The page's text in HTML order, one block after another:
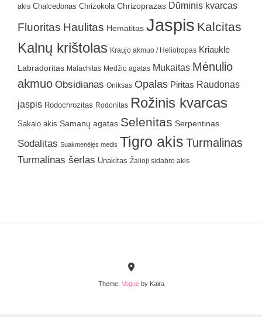
akis Chalcedonas Chrizokola Chrizoprazas Dūminis kvarcas
Fluoritas Haulitas Hematitas Jaspis Kalcitas
Kalnų krištolas Kraujo akmuo / Heliotropas Kriauklė
Labradoritas Malachitas Medžio agatas Mukaitas Mėnulio
akmuo Obsidianas Oniksas Opalas Piritas Raudonas
jaspis Rodochrozitas Rodonitas Rožinis kvarcas
Sakalo akis Samanų agatas Selenitas Serpentinas
Sodalitas Suakmenėjęs medis Tigro akis Turmalinas
Turmalinas šerlas Unakitas Žalioji sidabro akis
Theme: Vogueby Kaira